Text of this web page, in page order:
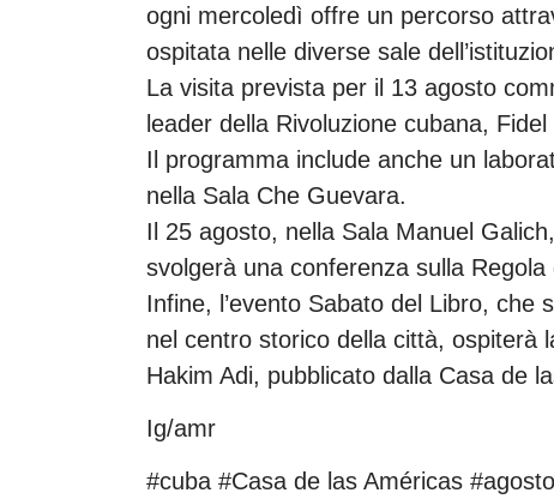
ogni mercoledì offre un percorso
ospitata nelle diverse sale
La visita prevista per il 13 agosto
leader della Rivoluzione cubana, Fidel
Il programma include anche un
nella Sala Che Guevara.
Il 25 agosto, nella Sala Manuel
svolgerà una conferenza sulla Regola
Infine, l’evento Sabato del Libro, che
nel centro storico della città, ospiterà
Hakim Adi, pubblicato dalla Casa de
Ig/amr
#cuba #Casa de las Américas #agosto